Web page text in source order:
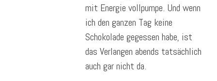
mit Energie vollpumpe. Und wenn
ich den ganzen Tag keine
Schokolade gegessen habe, ist
das Verlangen abends tatsächlich
auch gar nicht da.